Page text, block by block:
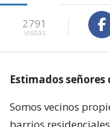
2791
visitas
Estimados señores
Somos vecinos
barrios